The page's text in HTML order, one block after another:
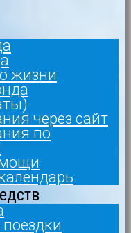
жизни
через сайт
по